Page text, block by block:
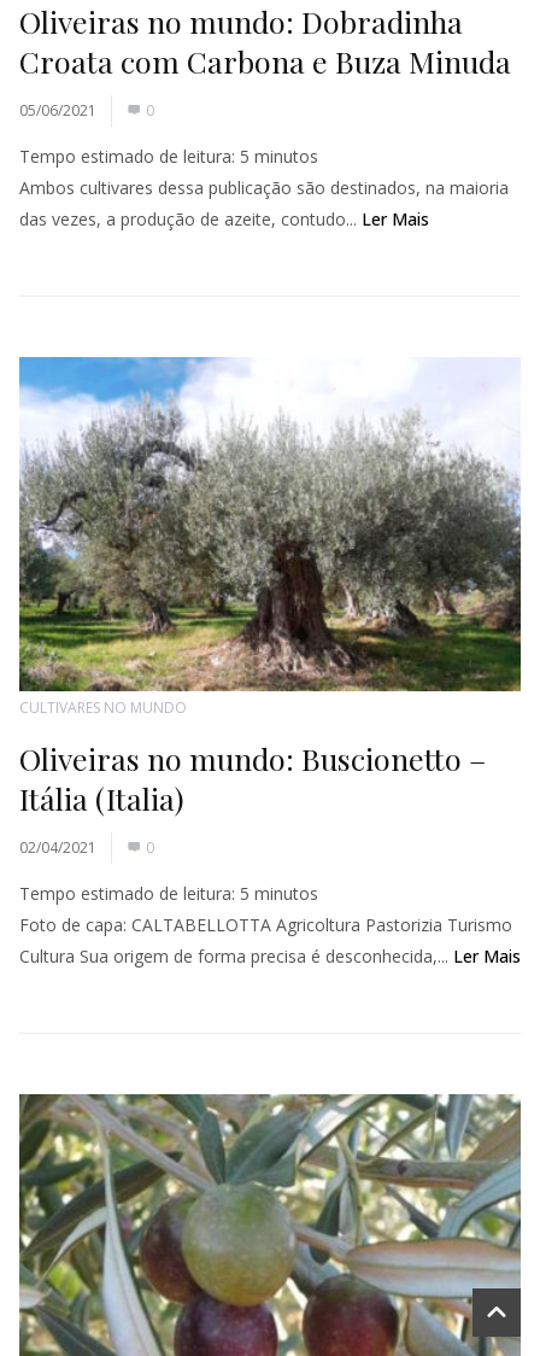
Oliveiras no mundo: Dobradinha
Croata com Carbona e Buza Minuda
05/06/2021 0
Tempo estimado de leitura: 5 minutos
Ambos cultivares dessa publicação são destinados, na maioria
das vezes, a produção de azeite, contudo... Ler Mais
CULTIVARES NO MUNDO
Oliveiras no mundo: Buscionetto –
Itália (Italia)
02/04/2021 0
Tempo estimado de leitura: 5 minutos
Foto de capa: CALTABELLOTTA Agricoltura Pastorizia Turismo
Cultura Sua origem de forma precisa é desconhecida,... Ler Mais